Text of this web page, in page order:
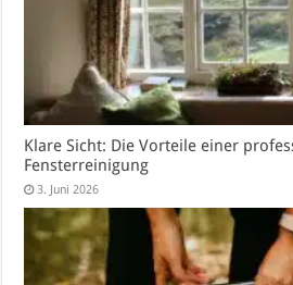
Klare Sicht: Die Vorteile einer
Fensterreinigung
3. Juni 2026